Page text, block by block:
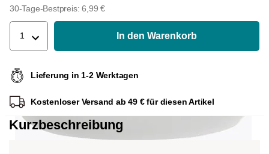
30-Tage-Bestpreis: 6,99 €
1 In den Warenkorb
Lieferung in 1-2 Werktagen
Kostenloser Versand ab 49 € für diesen Artikel
Kurzbeschreibung